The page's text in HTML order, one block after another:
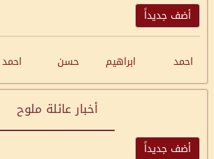
أضف جديداً
احمد ابراهيم حسن احمد
أخبار عائلة ملوح
أضف جديداً